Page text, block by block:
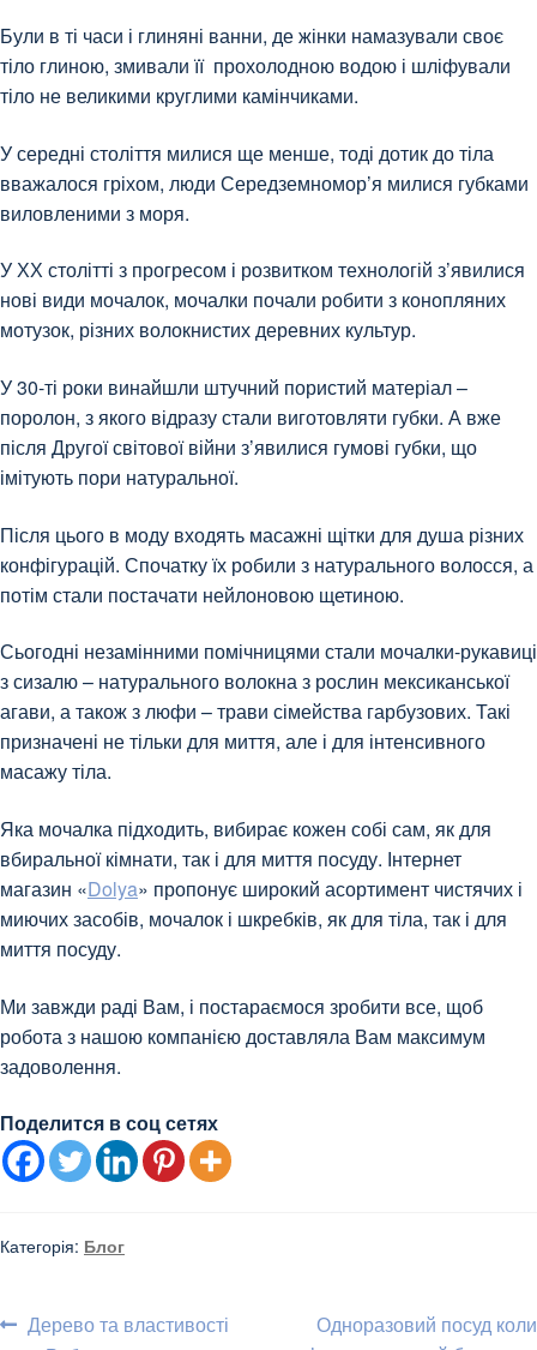
Були в ті часи і глиняні ванни, де жінки намазували своє
тіло глиною, змивали її прохолодною водою і шліфували
тіло не великими круглими камінчиками.
У середні століття милися ще менше, тоді дотик до тіла
вважалося гріхом, люди Середземномор’я милися губками
виловленими з моря.
У ХХ столітті з прогресом і розвитком технологій з’явилися
нові види мочалок, мочалки почали робити з конопляних
мотузок, різних волокнистих деревних культур.
У 30-ті роки винайшли штучний пористий матеріал –
поролон, з якого відразу стали виготовляти губки. А вже
після Другої світової війни з’явилися гумові губки, що
імітують пори натуральної.
Після цього в моду входять масажні щітки для душа різних
конфігурацій. Спочатку їх робили з натурального волосся, а
потім стали постачати нейлоновою щетиною.
Сьогодні незамінними помічницями стали мочалки-рукавиці
з сизалю – натурального волокна з рослин мексиканської
агави, а також з люфи – трави сімейства гарбузових. Такі
призначені не тільки для миття, але і для інтенсивного
масажу тіла.
Яка мочалка підходить, вибирає кожен собі сам, як для
вбиральної кімнати, так і для миття посуду. Інтернет
магазин «Dolya» пропонує широкий асортимент чистячих і
миючих засобів, мочалок і шкребків, як для тіла, так і для
миття посуду.
Ми завжди раді Вам, і постараємося зробити все, щоб
робота з нашою компанією доставляла Вам максимум
задоволення.
Поделится в соц сетях
Категорія: Блог
Навігація
Попередні
Дерево та властивості
Наступні
Одноразовий посуд коли